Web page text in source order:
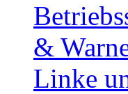
&
Linke